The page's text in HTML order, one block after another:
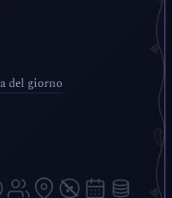
del giorno